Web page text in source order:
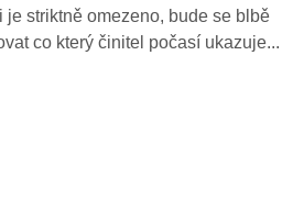
striktně omezeno, bude se blbě
co který činitel počasí ukazuje...